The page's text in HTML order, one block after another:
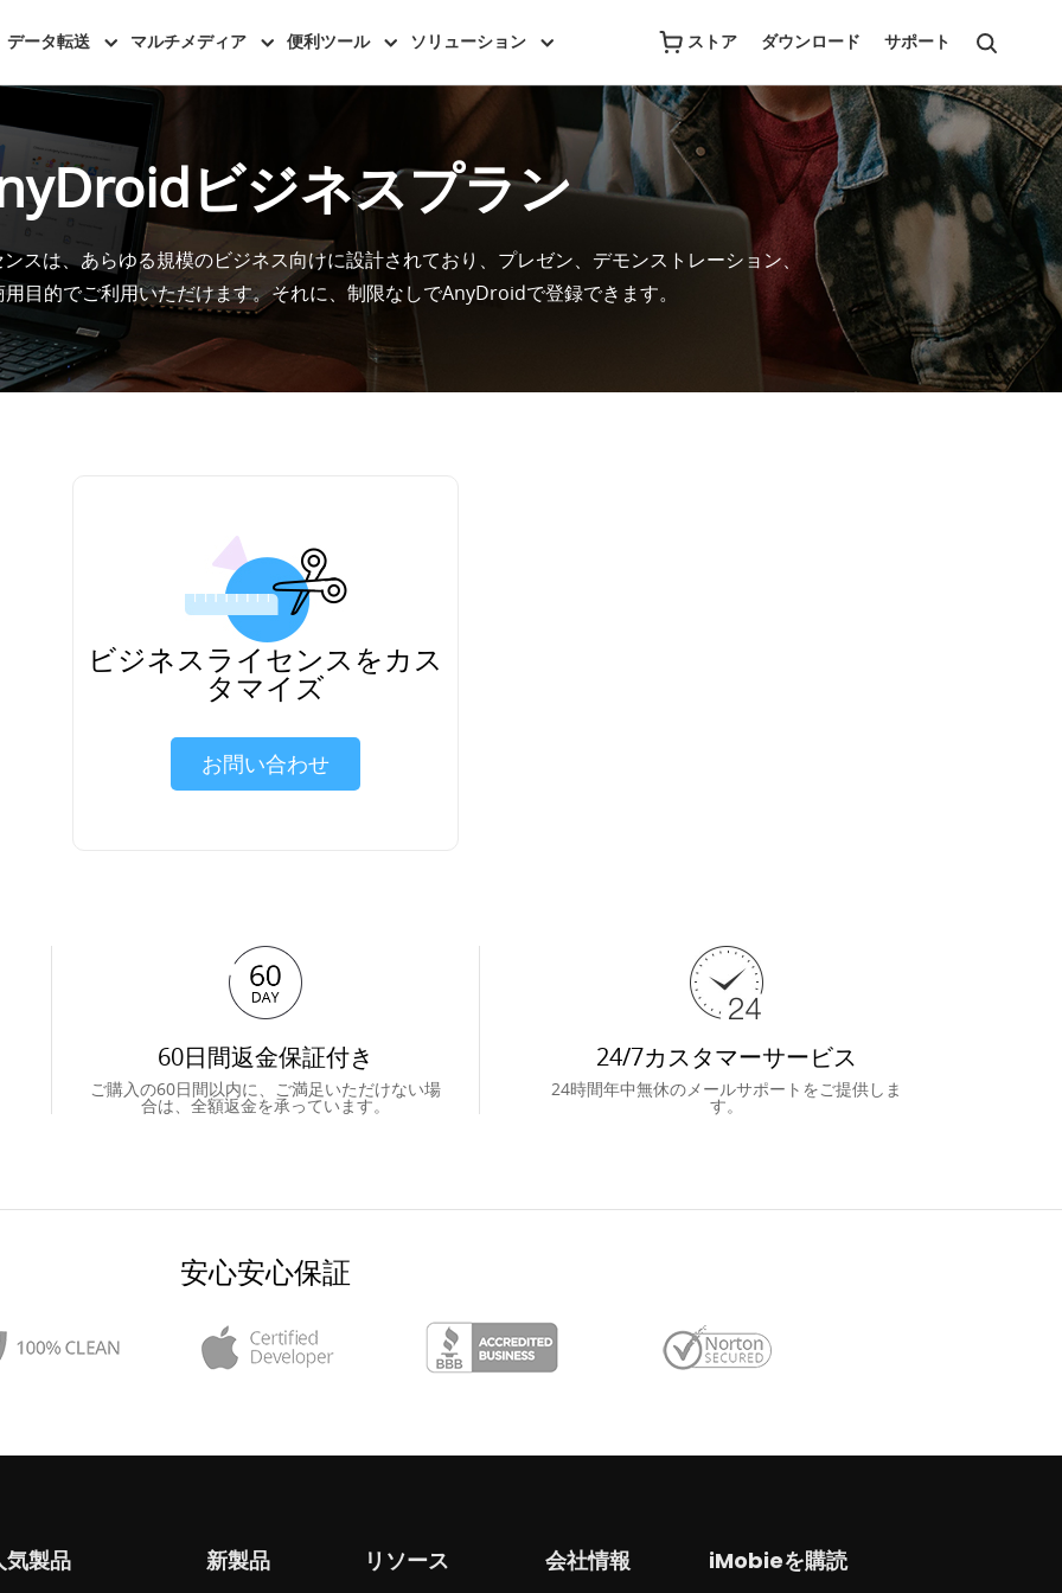
ストア ダウンロード サポート
データ転送 マルチメディア 便利ツール ソリューション
ビジネスプラン
スは、あらゆる規模のビジネス向けに設計されており、プレゼン、デモンストレーション、
目的でご利用いただけます。それに、制限なしでAnyDroidで登録できます。
ビジネスライセンスをカス
タマイズ
お問い合わせ
60日間返金保証付き
ご購入の60日間以内に、ご満足いただけない場
合は、全額返金を承っています。
24/7カスタマーサービス
24時間年中無休のメールサポートをご提供しま
す。
安心安心保証
気製品 新製品 リソース 会社情報 iMobieを購読